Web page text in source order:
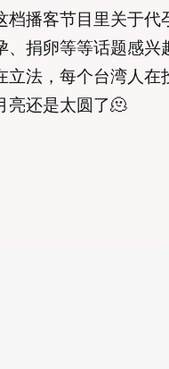
播客节目里关于代
捐卵等等话题感兴
立法，每个台湾人
亮还是太圆了🫠